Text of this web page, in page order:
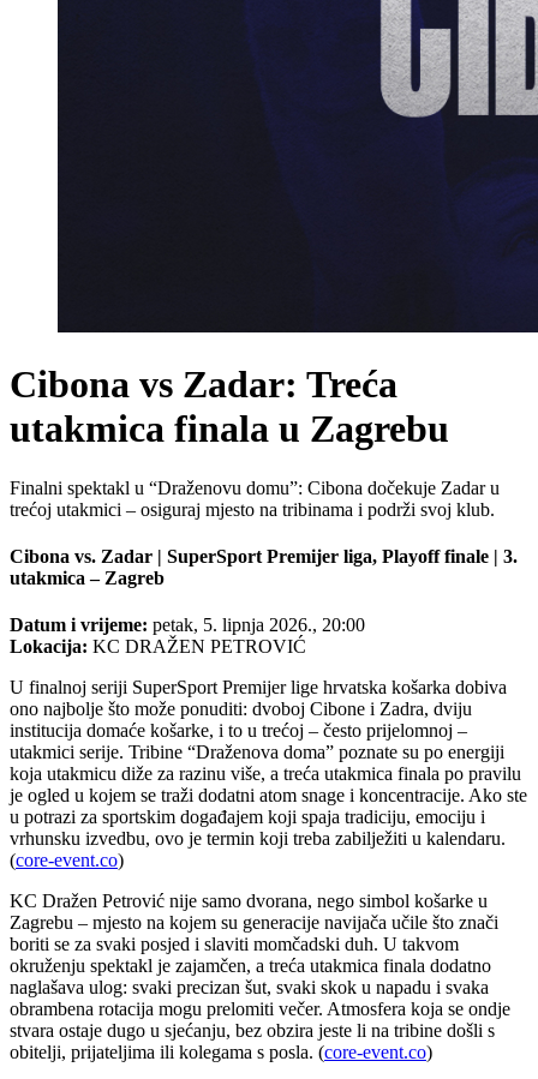
Cibona vs Zadar: Treća
utakmica finala u Zagrebu
Finalni spektakl u “Draženovu domu”: Cibona dočekuje Zadar u
trećoj utakmici – osiguraj mjesto na tribinama i podrži svoj klub.
Cibona vs. Zadar | SuperSport Premijer liga, Playoff finale | 3.
utakmica – Zagreb
Datum i vrijeme: petak, 5. lipnja 2026., 20:00
Lokacija: KC DRAŽEN PETROVIĆ
U finalnoj seriji SuperSport Premijer lige hrvatska košarka dobiva
ono najbolje što može ponuditi: dvoboj Cibone i Zadra, dviju
institucija domaće košarke, i to u trećoj – često prijelomnoj –
utakmici serije. Tribine “Draženova doma” poznate su po energiji
koja utakmicu diže za razinu više, a treća utakmica finala po pravilu
je ogled u kojem se traži dodatni atom snage i koncentracije. Ako ste
u potrazi za sportskim događajem koji spaja tradiciju, emociju i
vrhunsku izvedbu, ovo je termin koji treba zabilježiti u kalendaru.
(core-event.co)
KC Dražen Petrović nije samo dvorana, nego simbol košarke u
Zagrebu – mjesto na kojem su generacije navijača učile što znači
boriti se za svaki posjed i slaviti momčadski duh. U takvom
okruženju spektakl je zajamčen, a treća utakmica finala dodatno
naglašava ulog: svaki precizan šut, svaki skok u napadu i svaka
obrambena rotacija mogu prelomiti večer. Atmosfera koja se ondje
stvara ostaje dugo u sjećanju, bez obzira jeste li na tribine došli s
obitelji, prijateljima ili kolegama s posla. (core-event.co)